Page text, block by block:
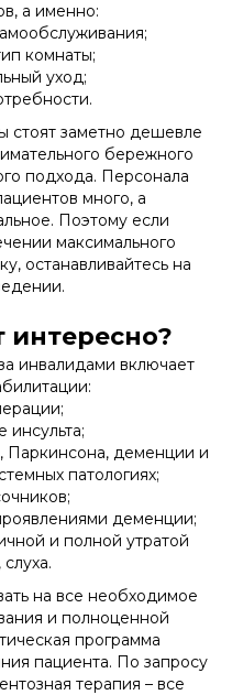
а именно:
комнаты;
уход;
стоят заметно дешевле
бережного
подхода. Персонала
много, а
Поэтому если
максимального
останавливайтесь на
интересно?
инвалидами включает
инсульта;
Паркинсона, деменции и
патологиях;
деменции;
и полной утратой
на все необходимое
и полноценной
программа
пациента. По запросу
терапия – все